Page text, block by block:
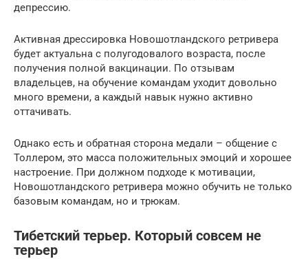
депрессию.
Активная дрессировка Новошотландского ретривера
будет актуальна с полугодовалого возраста, после
получения полной вакцинации. По отзывам
владельцев, на обучение командам уходит довольно
много времени, а каждый навык нужно активно
оттачивать.
Однако есть и обратная сторона медали – общение с
Толлером, это масса положительных эмоций и хорошее
настроение. При должном подходе к мотивации,
Новошотландского ретривера можно обучить не только
базовым командам, но и трюкам.
Тибетский терьер. Который совсем не
терьер